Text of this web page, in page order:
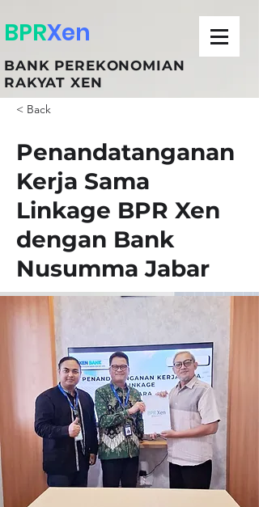
BANK PEREKONOMIAN
RAKYAT XEN
BPRXen
< Back
Penandatanganan
Kerja Sama
Linkage BPR Xen
dengan Bank
Nusumma Jabar